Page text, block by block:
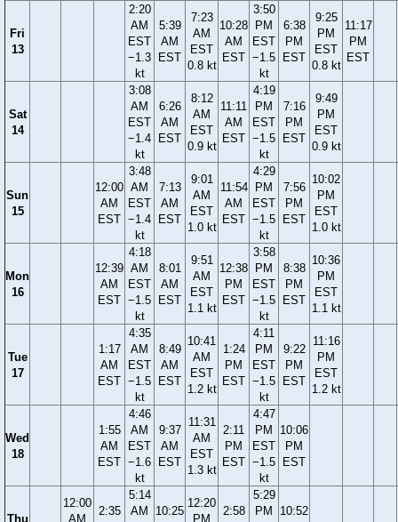
Fri
13
2:20
AM
EST
−1.3
kt
5:39
AM
EST
7:23
AM
EST
0.8 kt
10:28
AM
EST
3:50
PM
EST
−1.5
kt
6:38
PM
EST
9:25
PM
EST
0.8 kt
11:17
PM
EST
Sat
14
3:08
AM
EST
−1.4
kt
6:26
AM
EST
8:12
AM
EST
0.9 kt
11:11
AM
EST
4:19
PM
EST
−1.5
kt
7:16
PM
EST
9:49
PM
EST
0.9 kt
Sun
15
12:00
AM
EST
3:48
AM
EST
−1.4
kt
7:13
AM
EST
9:01
AM
EST
1.0 kt
11:54
AM
EST
4:29
PM
EST
−1.5
kt
7:56
PM
EST
10:02
PM
EST
1.0 kt
Mon
16
12:39
AM
EST
4:18
AM
EST
−1.5
kt
8:01
AM
EST
9:51
AM
EST
1.1 kt
12:38
PM
EST
3:58
PM
EST
−1.5
kt
8:38
PM
EST
10:36
PM
EST
1.1 kt
Tue
17
1:17
AM
EST
4:35
AM
EST
−1.5
kt
8:49
AM
EST
10:41
AM
EST
1.2 kt
1:24
PM
EST
4:11
PM
EST
−1.5
kt
9:22
PM
EST
11:16
PM
EST
1.2 kt
Wed
18
1:55
AM
EST
4:46
AM
EST
−1.6
kt
9:37
AM
EST
11:31
AM
EST
1.3 kt
2:11
PM
EST
4:47
PM
EST
−1.5
kt
10:06
PM
EST
Thu
12:00
AM
2:35
5:14
AM
10:25
12:20
PM
2:58
5:29
PM
10:52